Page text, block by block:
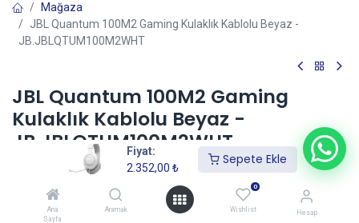
Fiyat:
2.352,00 ₺
Sepete Ekle
Ana
Sayfa
Aramak
0
Wishlist Hesap
Mağaza
JBL Quantum 100M2 Gaming Kulaklık Kablolu Beyaz -
JB.JBLQTUM100M2WHT
JBL Quantum 100M2 Gaming
Kulaklık Kablolu Beyaz -
JB.JBLQTUM100M2WHT
(0 incele)
2.352,00